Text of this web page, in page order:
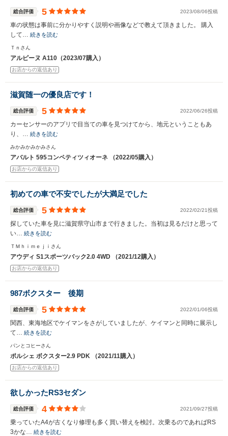
総合評価 5 2023/08/06投稿
車の状態は事前に分かりやすく説明や画像などで教えて頂きました。 購入
して… 続きを読む
Ｔｎさん
アルピーヌ A110（2023/07購入）
お店からの返信あり
滋賀随一の優良店です！
総合評価 5 2022/06/26投稿
カーセンサーのアプリで目当ての車を見つけてから、地元ということもあ
り、… 続きを読む
みかみかみかみさん
アバルト 595コンペティツィオーネ （2022/05購入）
お店からの返信あり
初めての車で不安でしたが大満足でした
総合評価 5 2022/02/21投稿
探していた車を見に滋賀県守山市まで行きました。当初は見るだけと思って
い… 続きを読む
ＴＭｈｉｍｅｊｉさん
アウディ S1スポーツバック2.0 4WD （2021/12購入）
お店からの返信あり
987ボクスター 後期
総合評価 5 2022/01/06投稿
関西、東海地区でケイマンをさがしていましたが、ケイマンと同時に展示し
て… 続きを読む
パンとコヒーさん
ポルシェ ボクスター2.9 PDK （2021/11購入）
お店からの返信あり
欲しかったRS3セダン
総合評価 4 2021/09/27投稿
乗っていたA4が古くなり修理も多く買い替えを検討。次乗るのであればRS
3かな… 続きを読む